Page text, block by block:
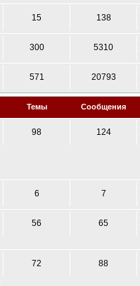
15 138
300 5310
571 20793
Темы Сообщения
98 124
6 7
56 65
72 88